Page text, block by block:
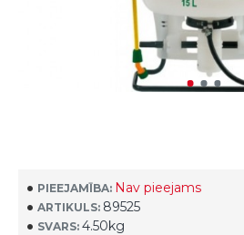
PIEEJAMĪBA: Nav pieejams
ARTIKULS: 89525
SVARS: 4.50kg